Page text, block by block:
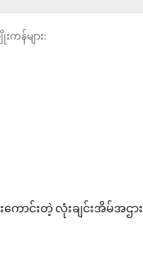
းကန်များ:
ကောင်းတဲ့ လုံးချင်းအိမ်အဌား